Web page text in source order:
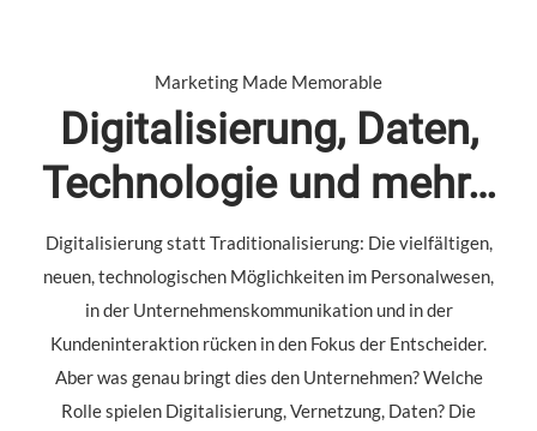
Marketing Made Memorable
Digitalisierung, Daten,
Technologie und mehr…
Digitalisierung statt Traditionalisierung: Die vielfältigen,
neuen, technologischen Möglichkeiten im Personalwesen,
in der Unternehmenskommunikation und in der
Kundeninteraktion rücken in den Fokus der Entscheider.
Aber was genau bringt dies den Unternehmen? Welche
Rolle spielen Digitalisierung, Vernetzung, Daten? Die